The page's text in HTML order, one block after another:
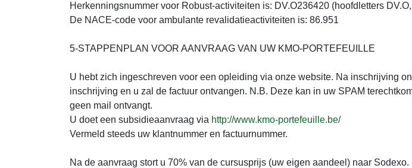
Herkenningsnummer voor Robust-activiteiten is: DV.O236420 (hoofdletters
De NACE-code voor ambulante revalidatieactiviteiten is: 86.951
5-STAPPENPLAN VOOR AANVRAAG VAN UW KMO-PORTEFEUILLE
U hebt zich ingeschreven voor een opleiding via onze website. Na inschrijving
inschrijving en u zal de factuur ontvangen. N.B. Deze kan in uw SPAM
geen mail ontvangt.
U doet een subsidieaanvraag via http://www.kmo-portefeuille.be/
Vermeld steeds uw klantnummer en factuurnummer.
Na de aanvraag stort u 70% van de cursusprijs (uw eigen aandeel) naar Sodexo.